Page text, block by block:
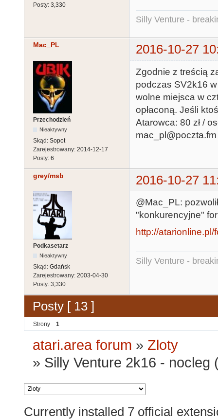
Posty: 3,330
Silly Venture -
Mac_PL 2016-10-27
Przechodzień
Nieaktywny
Skąd: Sopot
Zarejestrowany: 2014-12-17
Posty: 6
Zgodnie z treścią
podczas SV2k16
wolne miejsca w
opłaconą. Jeśli
Atarowca: 80 zł /
mac_pl@poczta.fm
grey/msb 2016-10-27
Podkasetarz
Nieaktywny
Skąd: Gdańsk
Zarejestrowany: 2003-04-30
Posty: 3,330
@Mac_PL:
"konkurencyjne"
http://
Silly Venture -
Posty [ 13 ]
Strony 1
atari.area forum » Zloty
» Silly Venture 2k16 - nocleg
Currently installed 7 official